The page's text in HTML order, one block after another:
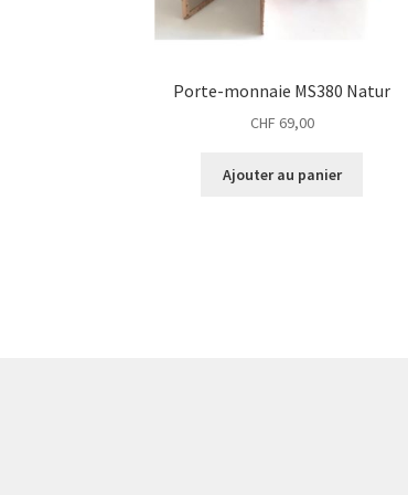
Porte-monnaie MS380 Natur
CHF 69,00
Ajouter au panier